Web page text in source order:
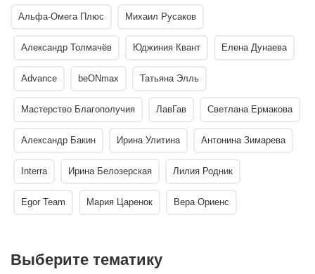
Альфа-Омега Плюс Михаил Русаков
Александр Толмачёв Юджиния Квант Елена Дунаева
Advance beONmax Татьяна Элль
Мастерство Благополучия ЛавГав Светлана Ермакова
Александр Бакин Ирина Улитина Антонина Зимарева
Interra Ирина Белозерская Лилия Родник
Egor Team Мария Царенок Вера Ориенс
Выберите тематику